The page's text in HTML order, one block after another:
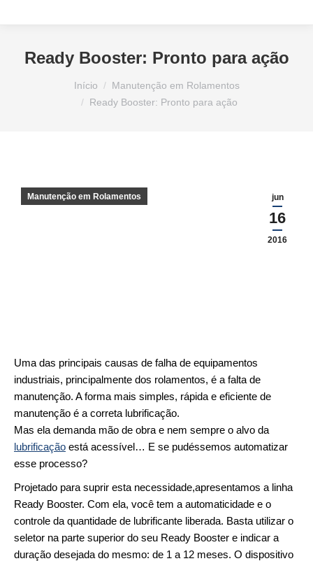
Ready Booster: Pronto para ação
Início
Manutenção em Rolamentos
Ready Booster: Pronto para ação
jun
16
2016
Manutenção em Rolamentos
Uma das principais causas de falha de equipamentos
industriais, principalmente dos rolamentos, é a falta de
manutenção. A forma mais simples, rápida e eficiente de
manutenção é a correta lubrificação.
Mas ela demanda mão de obra e nem sempre o alvo da
lubrificação está acessível… E se pudéssemos automatizar
esse processo?
Projetado para suprir esta necessidade,apresentamos a linha
Ready Booster. Com ela, você tem a automaticidade e o
controle da quantidade de lubrificante liberada. Basta utilizar o
seletor na parte superior do seu Ready Booster e indicar a
duração desejada do mesmo: de 1 a 12 meses. O dispositivo